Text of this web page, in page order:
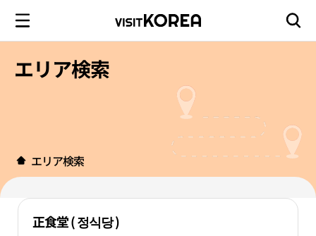
エリア検索
エリア検索
正食堂 ( 정식당 )